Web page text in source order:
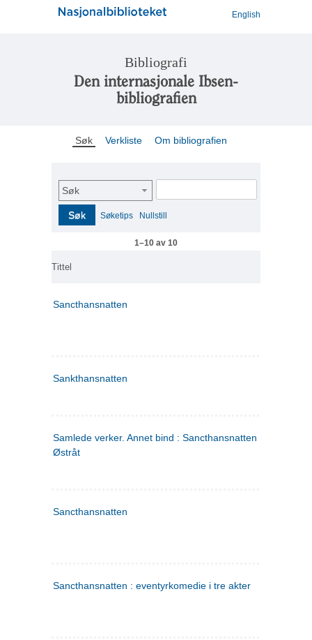
English
Bibliografi
Den internasjonale Ibsen-
bibliografien
Søk Verkliste Om bibliografien
Søk
Søk Søketips Nullstill
1–10 av 10
Tittel
Sancthansnatten
Sankthansnatten
Samlede verker. Annet bind : Sancthansnatten ; Fru Inger
Østråt
Sancthansnatten
Sancthansnatten : eventyrkomedie i tre akter